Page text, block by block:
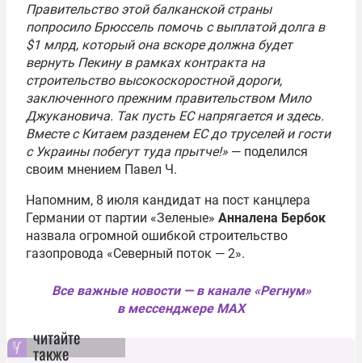
Правительство этой балканской страны
попросило Брюссель помочь с выплатой долга в
$1 млрд, который она вскоре должна будет
вернуть Пекину в рамках контракта на
строительство высокоскоростной дороги,
заключенного прежним правительством Мило
Джукановича. Так пусть ЕС напрягается и здесь.
Вместе с Китаем разденем ЕС до труселей и гости
с Украины побегут туда прытче!» — поделился
своим мнением Павел Ч.
Напомним, 8 июля кандидат на пост канцлера
Германии от партии «Зеленые» Анналена Бербок
назвала огромной ошибкой строительство
газопровода «Северный поток — 2».
Все важные новости — в канале «Регнум»
в мессенджере MAX
читайте
также